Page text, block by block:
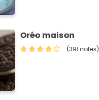
Oréo maison
(391 notes)